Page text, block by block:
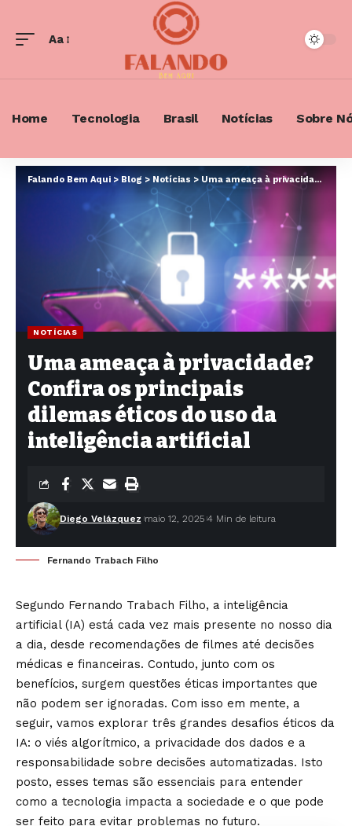
Font
Aa
Home Tecnologia Brasil Notícias Sobre
Falando Bem Aqui> Blog > Notícias > Uma ameaça à privacidade? Confira os principais dilemas éticos do uso da inteligência artificial
NOTÍCIAS
Uma ameaça à privacidade?
Confira os principais
dilemas éticos do uso da
inteligência artificial
Diego Velázquez maio 12, 2025 4 Min de leitura
Fernando Trabach Filho
Segundo Fernando Trabach Filho, a inteligência
artificial (IA) está cada vez mais presente no nosso dia
a dia, desde recomendações de filmes até decisões
médicas e financeiras. Contudo, junto com os
benefícios, surgem questões éticas importantes que
não podem ser ignoradas. Com isso em mente, a
seguir, vamos explorar três grandes desafios éticos da
IA: o viés algorítmico, a privacidade dos dados e a
responsabilidade sobre decisões automatizadas. Isto
posto, esses temas são essenciais para entender
como a tecnologia impacta a sociedade e o que pode
ser feito para evitar problemas no futuro.